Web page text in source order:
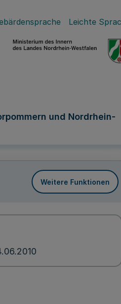
Leichte
und Nordrhein-
Weitere Funktionen